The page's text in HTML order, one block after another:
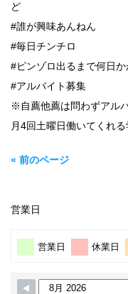
ど
#誰が興味あんねん
#毎日チンチロ
#ピンゾロ出るまで何日
#アルバイト募集
※自薦他薦は問わずアル
月4回土曜日働いてくれ
« 前のページ
営業日
営業日 休業日